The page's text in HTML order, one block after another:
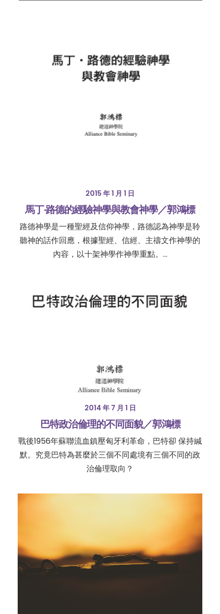
2015 年 1 月 1 日
馬丁‧路德的經驗神學與教會神學／郭鴻標
路德神學是一種聖經及信仰神學，路德認為神學是聆
聽神的話作回應，根據聖經、信經、主禱文作神學的
內容，以十架神學作神學重點。…
2014 年 7 月 1 日
巴特政治倫理的不同面貌／郭鴻標
戰後1956年蘇聯流血鎮壓匈牙利革命，巴特卻 保持緘
默。究竟巴特為甚麼於三個不同處境有三個不同的政
治倫理取向？